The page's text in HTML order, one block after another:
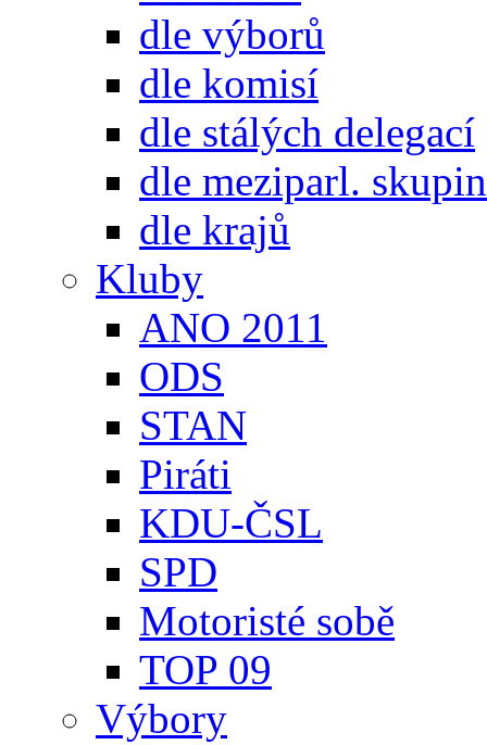
dle výborů
dle komisí
dle stálých delegací
dle meziparl. skupin
dle krajů
Kluby
ANO 2011
ODS
STAN
Piráti
KDU-ČSL
SPD
Motoristé sobě
TOP 09
Výbory